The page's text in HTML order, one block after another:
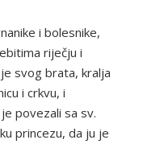
i bolesnike,
riječju i
svog brata, kralja
i crkvu, i
povezali sa sv.
princezu, da ju je